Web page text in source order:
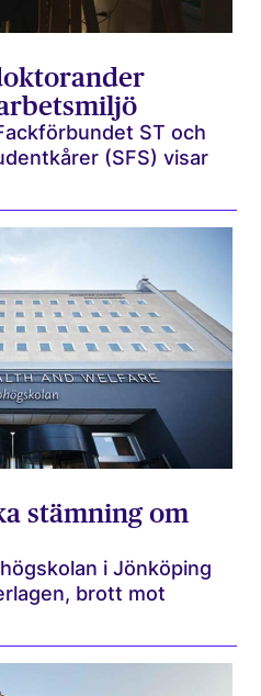
ST och
(SFS) visar
stämning om
i Jönköping
brott mot